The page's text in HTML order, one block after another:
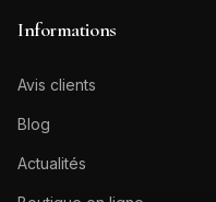
Informations
Avis clients
Blog
Actualités